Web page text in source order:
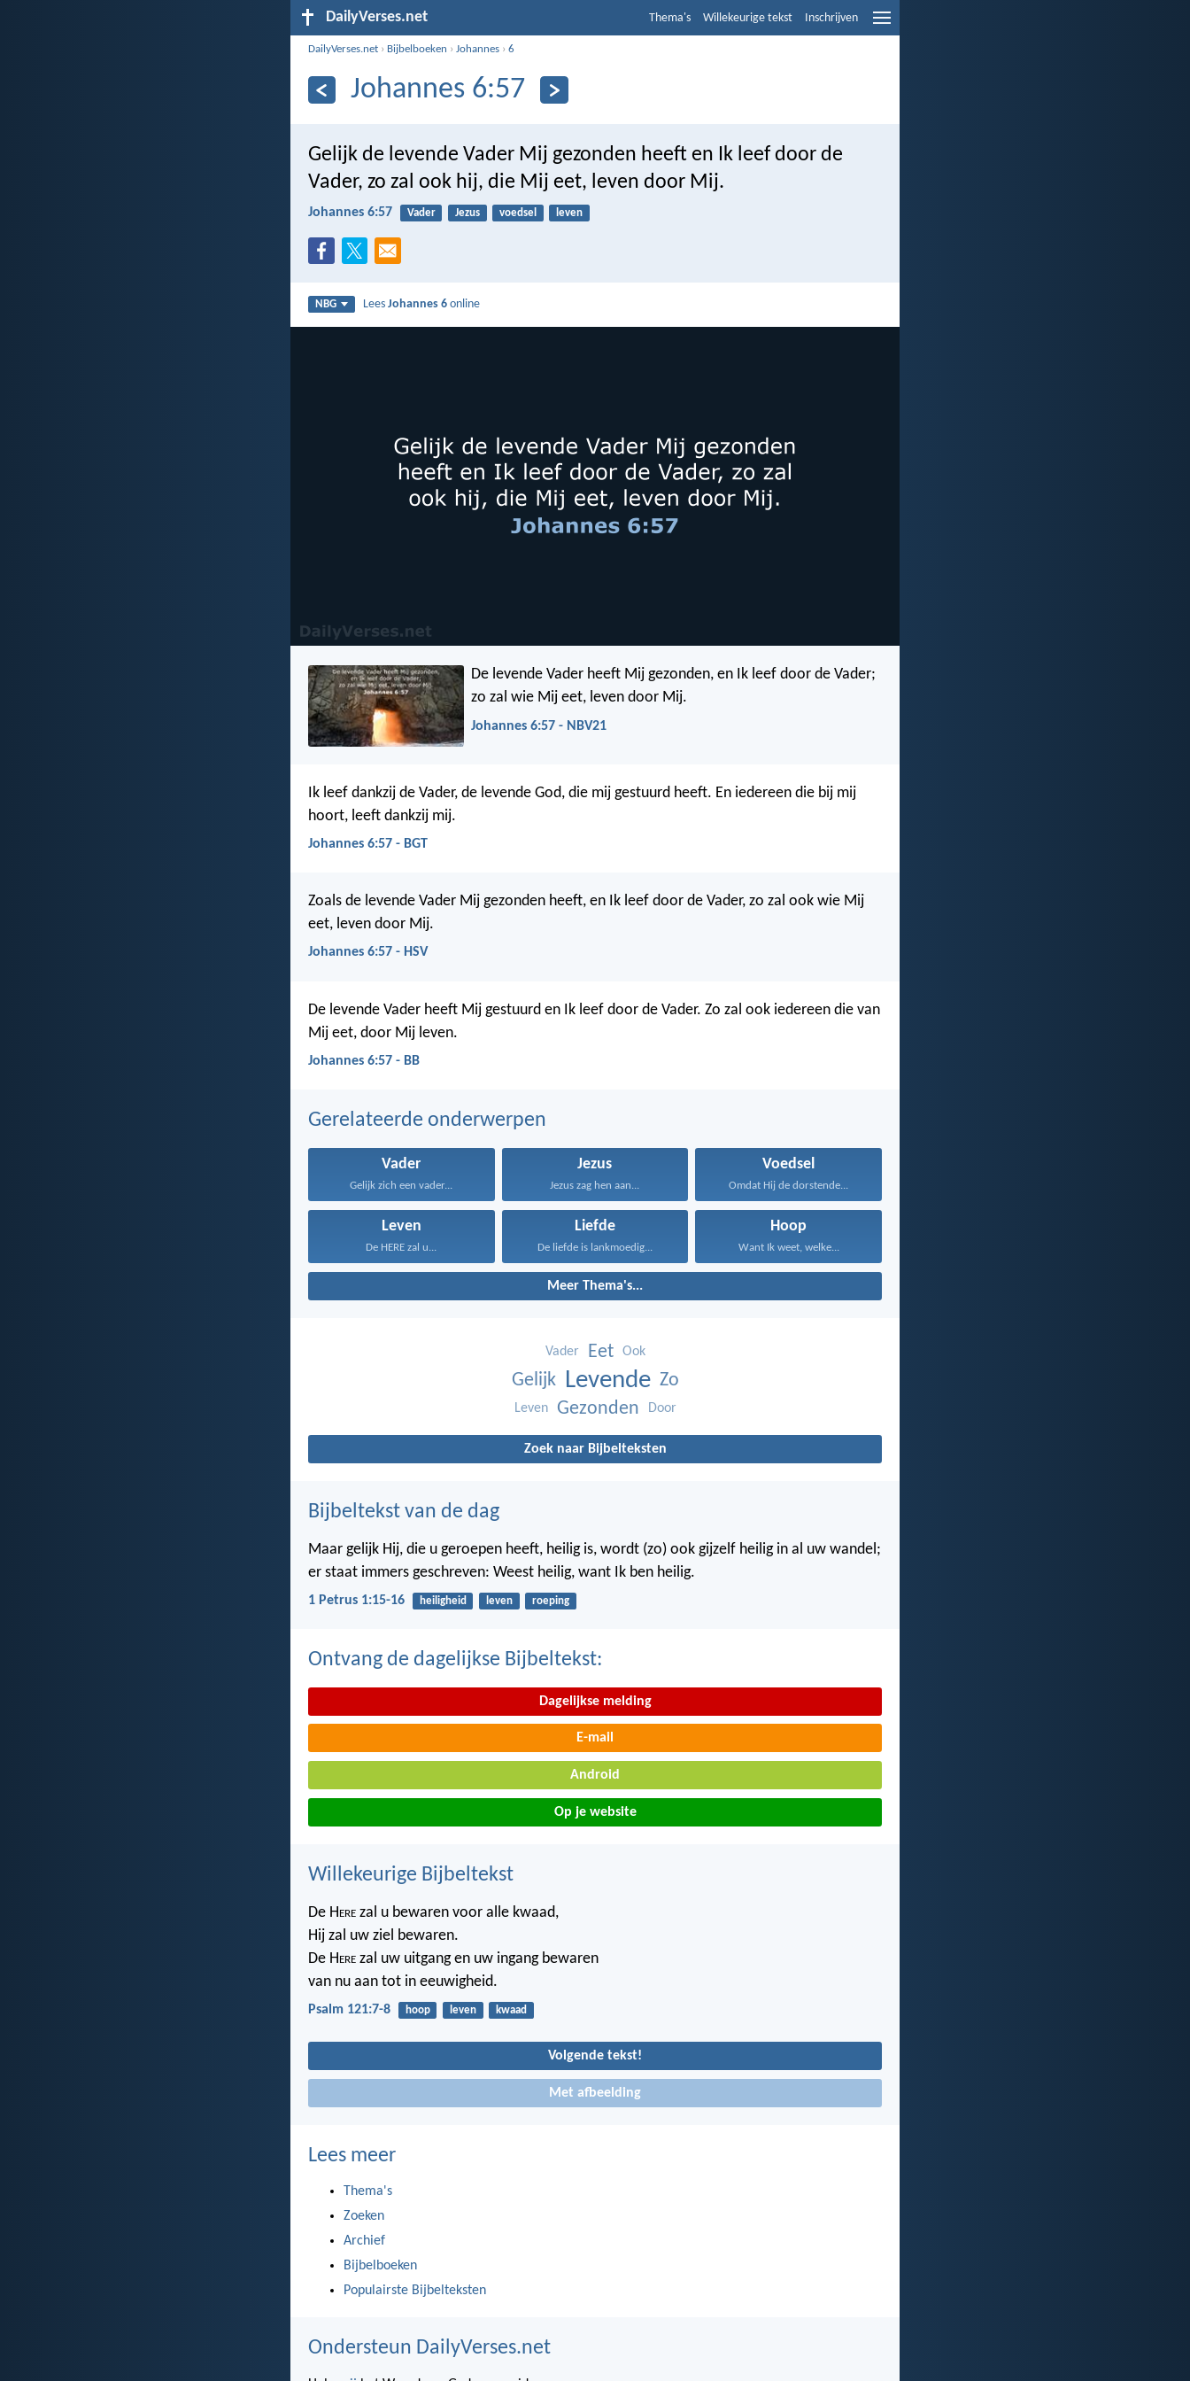
DailyVerses.net Thema's Willekeurige tekst Inschrijven
DailyVerses.net › Bijbelboeken ›Johannes ›6
Johannes 6:57
Gelijk de levende Vader Mij gezonden heeft en Ik leef door de
Vader, zo zal ook hij, die Mij eet, leven door Mij.
Johannes 6:57 Vader Jezus voedsel leven
NBG LeesJohannes 6 online
De levende Vader heeft Mij gezonden, en Ik leef door de Vader;
zo zal wie Mij eet, leven door Mij.
Johannes 6:57 - NBV21
Ik leef dankzij de Vader, de levende God, die mij gestuurd heeft. En iedereen die bij mij
hoort, leeft dankzij mij.
Johannes 6:57 - BGT
Zoals de levende Vader Mij gezonden heeft, en Ik leef door de Vader, zo zal ook wie Mij
eet, leven door Mij.
Johannes 6:57 - HSV
De levende Vader heeft Mij gestuurd en Ik leef door de Vader. Zo zal ook iedereen die van
Mij eet, door Mij leven.
Johannes 6:57 - BB
Gerelateerde onderwerpen
Vader
Gelijk zich een vader...
Jezus
Jezus zag hen aan...
Voedsel
Omdat Hij de dorstende...
Leven
De HERE zal u...
Liefde
De liefde is lankmoedig...
Hoop
Want Ik weet, welke...
Meer Thema's...
Vader Eet Ook
Gelijk Levende Zo
Leven Gezonden Door
Zoek naar Bijbelteksten
Bijbeltekst van de dag
Maar gelijk Hij, die u geroepen heeft, heilig is, wordt (zo) ook gijzelf heilig in al uw wandel;
er staat immers geschreven: Weest heilig, want Ik ben heilig.
1 Petrus 1:15-16 heiligheid leven roeping
Ontvang de dagelijkse Bijbeltekst:
Dagelijkse melding
E-mail
Android
Op je website
Willekeurige Bijbeltekst
De Here zal u bewaren voor alle kwaad,
Hij zal uw ziel bewaren.
De Here zal uw uitgang en uw ingang bewaren
van nu aan tot in eeuwigheid.
Psalm 121:7-8 hoop leven kwaad
Volgende tekst!
Met afbeelding
Lees meer
Thema's
Zoeken
Archief
Bijbelboeken
Populairste Bijbelteksten
Ondersteun DailyVerses.net